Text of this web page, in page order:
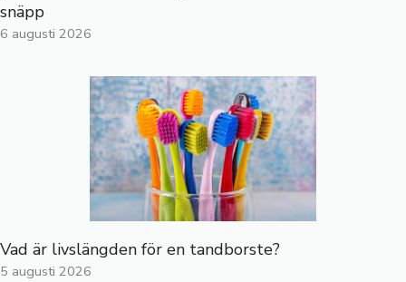
snäpp
6 augusti 2026
Vad är livslängden för en tandborste?
5 augusti 2026